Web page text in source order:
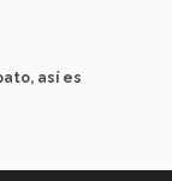
así es